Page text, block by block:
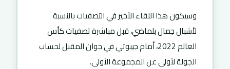
وسيكون هذا اللقاء الأخير في التصفيات بالنسبة
لأشبال جمال بلماضي، قبل مباشرة تصفيات كأس
العالم 2022، أمام جيبوتي في جوان المقبل لحساب
الجولة لأولى عن المجموعة الأولى.